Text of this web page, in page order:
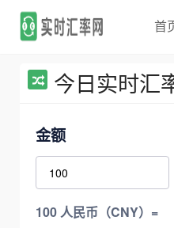
首
今日实时汇
金额
100 人民币（CNY）=